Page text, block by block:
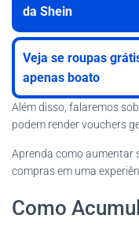
da Shein
Veja se roupas
apenas boato
Além disso, falaremos
podem render vouchers
Aprenda como aumentar
compras em uma
Como